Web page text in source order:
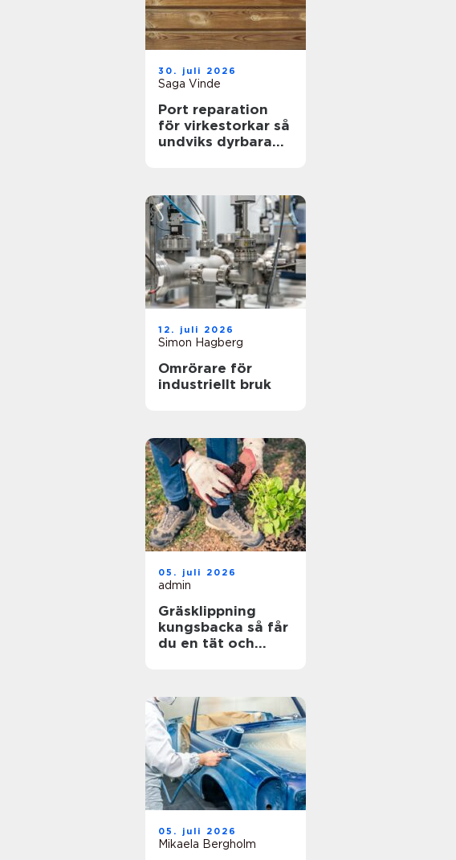
30. juli 2026
Saga Vinde
Port reparation
för virkestorkar så
undviks dyrbara
12. juli 2026
Simon Hagberg
Omrörare för
industriellt bruk
05. juli 2026
admin
Gräsklippning
kungsbacka så får
du en tät och
05. juli 2026
Mikaela Bergholm